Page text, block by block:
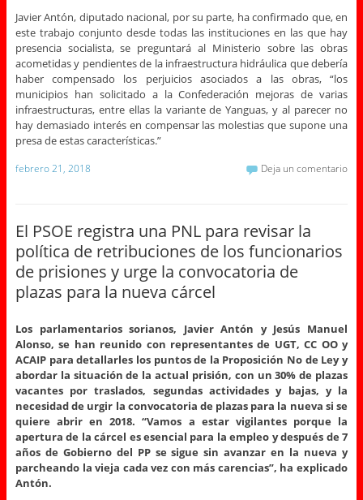
Javier Antón, diputado nacional, por su parte, ha confirmado que, en
este trabajo conjunto desde todas las instituciones en las que hay
presencia socialista, se preguntará al Ministerio sobre las obras
acometidas y pendientes de la infraestructura hidráulica que debería
haber compensado los perjuicios asociados a las obras, “los
municipios han solicitado a la Confederación mejoras de varias
infraestructuras, entre ellas la variante de Yanguas, y al parecer no
hay demasiado interés en compensar las molestias que supone una
presa de estas características.”
febrero 21, 2018 Deja un comentario
El PSOE registra una PNL para revisar la
política de retribuciones de los funcionarios
de prisiones y urge la convocatoria de
plazas para la nueva cárcel
Los parlamentarios sorianos, Javier Antón y Jesús Manuel
Alonso, se han reunido con representantes de UGT, CC OO y
ACAIP para detallarles los puntos de la Proposición No de Ley y
abordar la situación de la actual prisión, con un 30% de plazas
vacantes por traslados, segundas actividades y bajas, y la
necesidad de urgir la convocatoria de plazas para la nueva si se
quiere abrir en 2018. “Vamos a estar vigilantes porque la
apertura de la cárcel es esencial para la empleo y después de 7
años de Gobierno del PP se sigue sin avanzar en la nueva y
parcheando la vieja cada vez con más carencias”, ha explicado
Antón.